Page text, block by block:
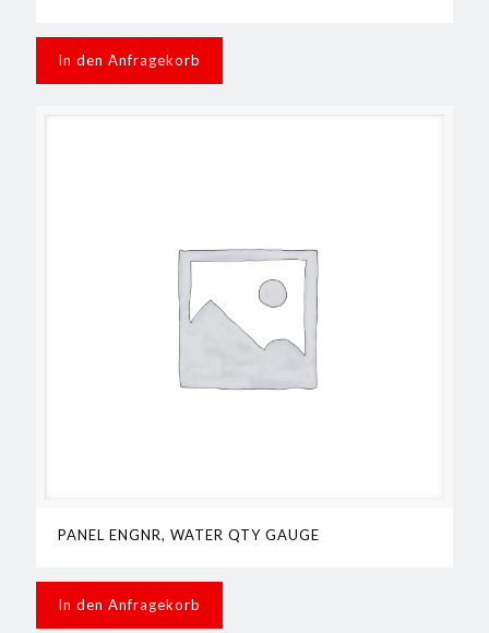
In den Anfragekorb
PANEL ENGNR, WATER QTY GAUGE
In den Anfragekorb